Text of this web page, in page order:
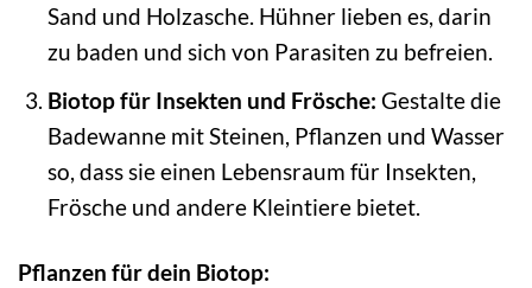
Sand und Holzasche. Hühner lieben es, darin
zu baden und sich von Parasiten zu befreien.
Biotop für Insekten und Frösche: Gestalte die
Badewanne mit Steinen, Pflanzen und Wasser
so, dass sie einen Lebensraum für Insekten,
Frösche und andere Kleintiere bietet.
Pflanzen für dein Biotop: